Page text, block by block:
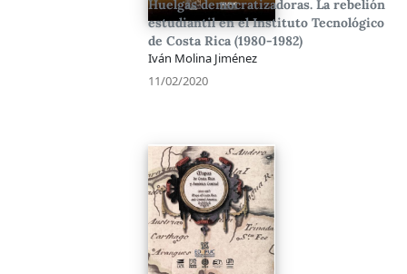
Huelgas democratizadoras. La rebelión
estudiantil en el Instituto Tecnológico
de Costa Rica (1980-1982)
Iván Molina Jiménez
11/02/2020